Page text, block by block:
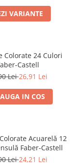
VARIANTE
Colorate 24 Culori
Castell
Lei26,91 Lei
IN COS
Acuarelă 12
Faber-Castell
Lei24,21 Lei